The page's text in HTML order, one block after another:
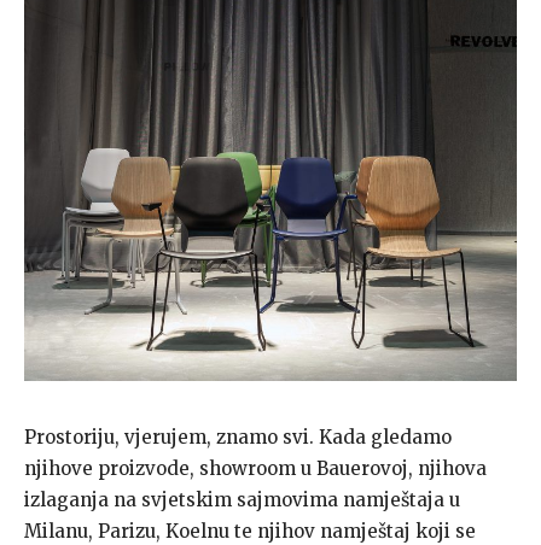
Prostoriju, vjerujem, znamo svi. Kada gledamo
njihove proizvode, showroom u Bauerovoj, njihova
izlaganja na svjetskim sajmovima namještaja u
Milanu, Parizu, Koelnu te njihov namještaj koji se